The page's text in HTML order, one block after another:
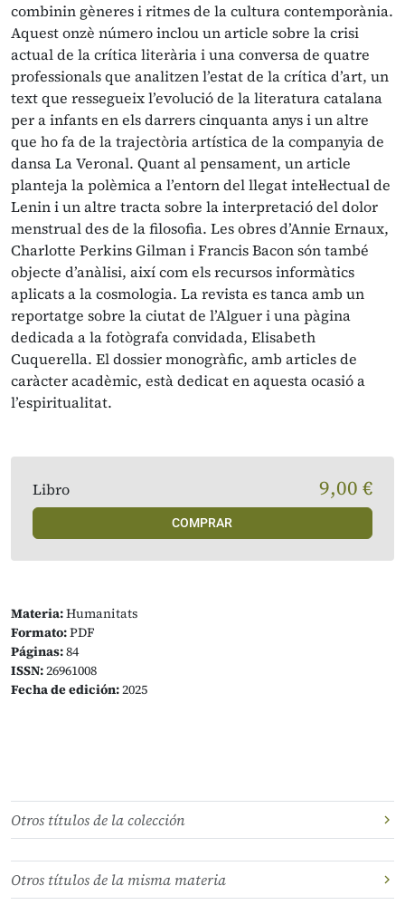
combinin gèneres i ritmes de la cultura contemporània.
Aquest onzè número inclou un article sobre la crisi
actual de la crítica literària i una conversa de quatre
professionals que analitzen l’estat de la crítica d’art, un
text que ressegueix l’evolució de la literatura catalana
per a infants en els darrers cinquanta anys i un altre
que ho fa de la trajectòria artística de la companyia de
dansa La Veronal. Quant al pensament, un article
planteja la polèmica a l’entorn del llegat intel·lectual de
Lenin i un altre tracta sobre la interpretació del dolor
menstrual des de la filosofia. Les obres d’Annie Ernaux,
Charlotte Perkins Gilman i Francis Bacon són també
objecte d’anàlisi, així com els recursos informàtics
aplicats a la cosmologia. La revista es tanca amb un
reportatge sobre la ciutat de l’Alguer i una pàgina
dedicada a la fotògrafa convidada, Elisabeth
Cuquerella. El dossier monogràfic, amb articles de
caràcter acadèmic, està dedicat en aquesta ocasió a
l’espiritualitat.
Materia:Humanitats
Formato:PDF
Páginas:84
ISSN:26961008
Fecha de edición:2025
Libro 9,00 €
COMPRAR
Otros títulos de la colección
Otros títulos de la misma materia